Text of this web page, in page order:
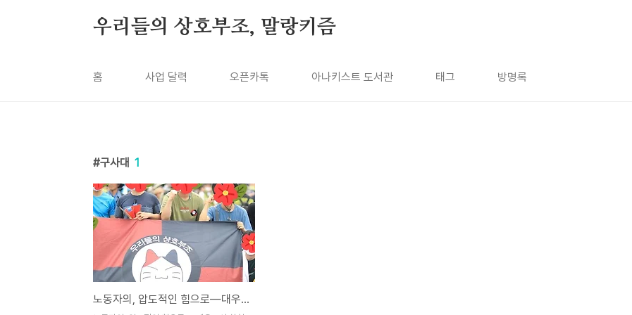
우리들의 상호부조, 말랑키즘
홈 사업 달력 오픈카톡 아나키스트 도서관 태그 방명록
구사대 1
노동자의, 압도적인 힘으로―대우조선 하청노동자 투쟁 연대, 세 번째 연대를 마치고